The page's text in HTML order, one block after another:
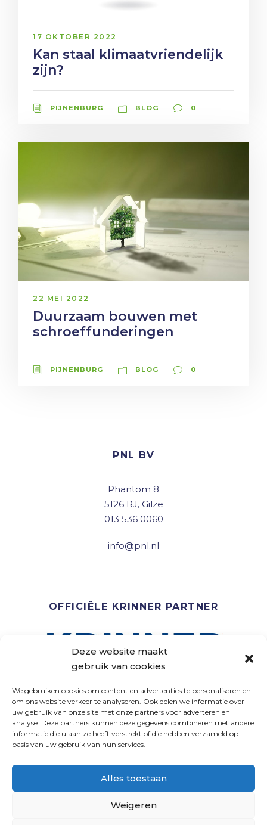
Deze website maakt
gebruik van cookies
We gebruiken cookies om content en advertenties te personaliseren en
om ons website verkeer te analyseren. Ook delen we informatie over
uw gebruik van onze site met onze partners voor adverteren en
analyse. Deze partners kunnen deze gegevens combineren met andere
informatie die u aan ze heeft verstrekt of die hebben verzameld op
basis van uw gebruik van hun services.
Alles toestaan
Weigeren
17 OKTOBER 2022
Kan staal klimaatvriendelijk
zijn?
PIJNENBURG BLOG 0
22 MEI 2022
Duurzaam bouwen met
schroeffunderingen
PIJNENBURG BLOG 0
PNL BV
Phantom 8
5126 RJ, Gilze
013 536 0060
info@pnl.nl
OFFICIËLE KRINNER PARTNER
VOLG ONS